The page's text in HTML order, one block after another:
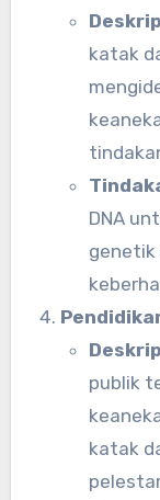
katak
DNA
genetik
publik
katak